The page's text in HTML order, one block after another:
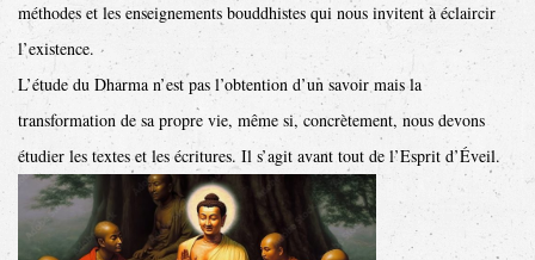
méthodes et les enseignements bouddhistes qui nous invitent à éclaircir
l’existence.
L’étude du Dharma n’est pas l’obtention d’un savoir mais la
transformation de sa propre vie, même si, concrètement, nous devons
étudier les textes et les écritures. Il s’agit avant tout de l’Esprit d’Éveil.